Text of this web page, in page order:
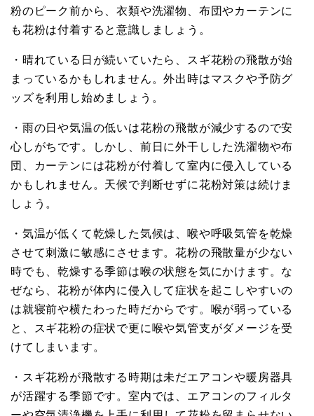
粉のピーク前から、衣類や洗濯物、布団やカーテンに
も花粉は付着すると意識しましょう。
・晴れている日が続いていたら、スギ花粉の飛散が始
まっているかもしれません。外出時はマスクや予防グ
ッズを利用し始めましょう。
・雨の日や気温の低いは花粉の飛散が減少するので安
心しがちです。しかし、前日に外干しした洗濯物や布
団、カーテンには花粉が付着して室内に侵入している
かもしれません。天候で判断せずに花粉対策は続けま
しょう。
・気温が低くて乾燥した気候は、喉や呼吸気管を乾燥
させて刺激に敏感にさせます。花粉の飛散量が少ない
時でも、乾燥する季節は喉の状態を気にかけます。な
ぜなら、花粉が体内に侵入して症状を起こしやすいの
は就寝前や横たわった時だからです。喉が弱っている
と、スギ花粉の症状で更に喉や気管支がダメージを受
けてしまいます。
・スギ花粉が飛散する時期は未だエアコンや暖房器具
が活躍する季節です。室内では、エアコンのフィルタ